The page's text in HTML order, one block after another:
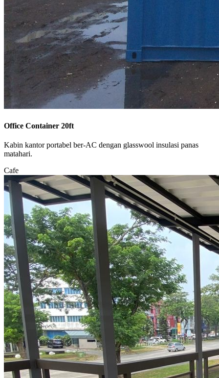
Office Container 20ft
Kabin kantor portabel ber-AC dengan glasswool insulasi panas
matahari.
Cafe